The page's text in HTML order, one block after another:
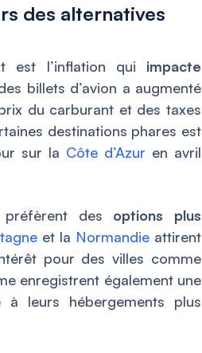
des alternatives
est l’inflation qui impacte
billets d’avion a augmenté
du carburant et des taxes
destinations phares est
sur la Côte d’Azur en avril
des options plus
et la Normandieattirent
pour des villes comme
enregistrent également une
leurs hébergements plus